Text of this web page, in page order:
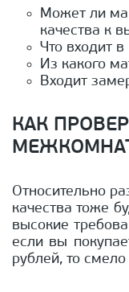
Может ли
качества к
Что входит
Из какого
Входит
КАК
Относительно
качества тоже
высокие
если вы
рублей, то смело